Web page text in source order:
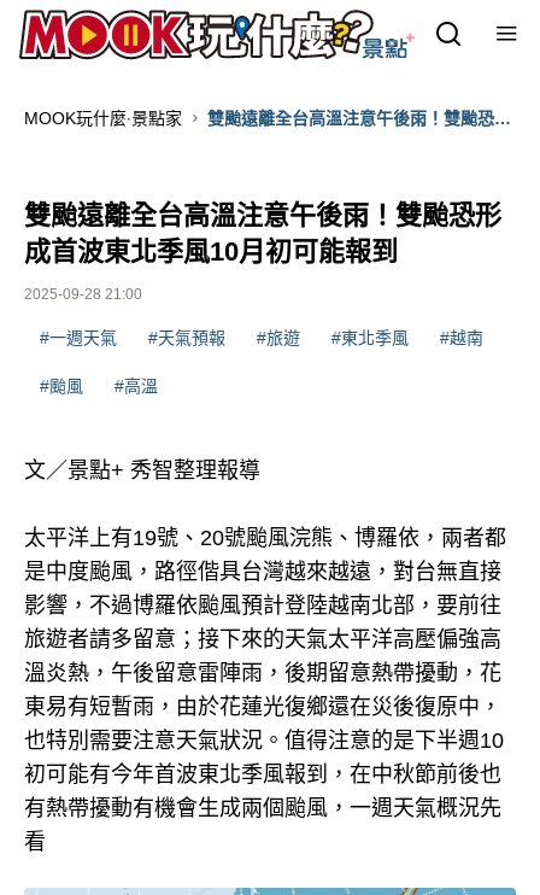
MOOK玩什麼‧景點家
雙颱遠離全台高溫注意午後雨！雙颱恐形
雙颱遠離全台高溫注意午後雨！雙颱恐形
成首波東北季風10月初可能報到
2025-09-28 21:00
#一週天氣 #天氣預報 #旅遊 #東北季風 #越南
#颱風 #高溫
文／景點+ 秀智整理報導
太平洋上有19號、20號颱風浣熊、博羅依，兩者都
是中度颱風，路徑偕具台灣越來越遠，對台無直接
影響，不過博羅依颱風預計登陸越南北部，要前往
旅遊者請多留意；接下來的天氣太平洋高壓偏強高
溫炎熱，午後留意雷陣雨，後期留意熱帶擾動，花
東易有短暫雨，由於花蓮光復鄉還在災後復原中，
也特別需要注意天氣狀況。值得注意的是下半週10
初可能有今年首波東北季風報到，在中秋節前後也
有熱帶擾動有機會生成兩個颱風，一週天氣概況先
看